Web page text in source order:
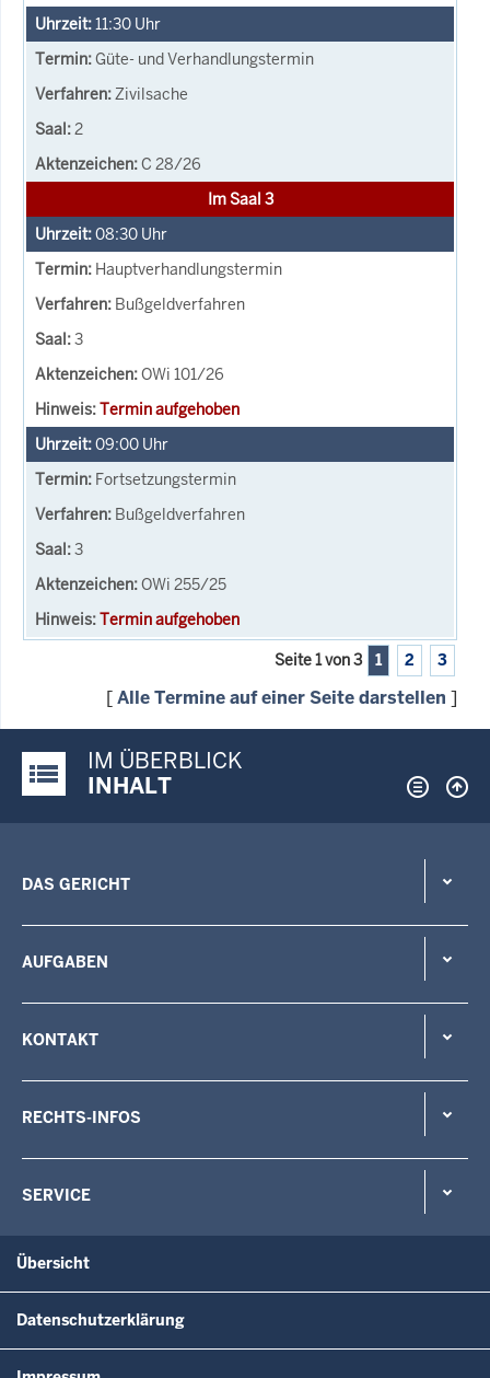
11:30 Uhr
Güte- und Verhandlungstermin
Zivilsache
2
C 28/26
Im Saal 3
08:30 Uhr
Hauptverhandlungstermin
Bußgeldverfahren
3
OWi 101/26
Termin aufgehoben
09:00 Uhr
Fortsetzungstermin
Bußgeldverfahren
3
OWi 255/25
Termin aufgehoben
Seite 1 von 3 1 2 3
[Alle Termine auf einer Seite darstellen ]
Justiz-Portal im Überblick:
IM ÜBERBLICK
INHALT
DAS GERICHT
AUFGABEN
KONTAKT
RECHTS-INFOS
SERVICE
Übersicht
Datenschutzerklärung